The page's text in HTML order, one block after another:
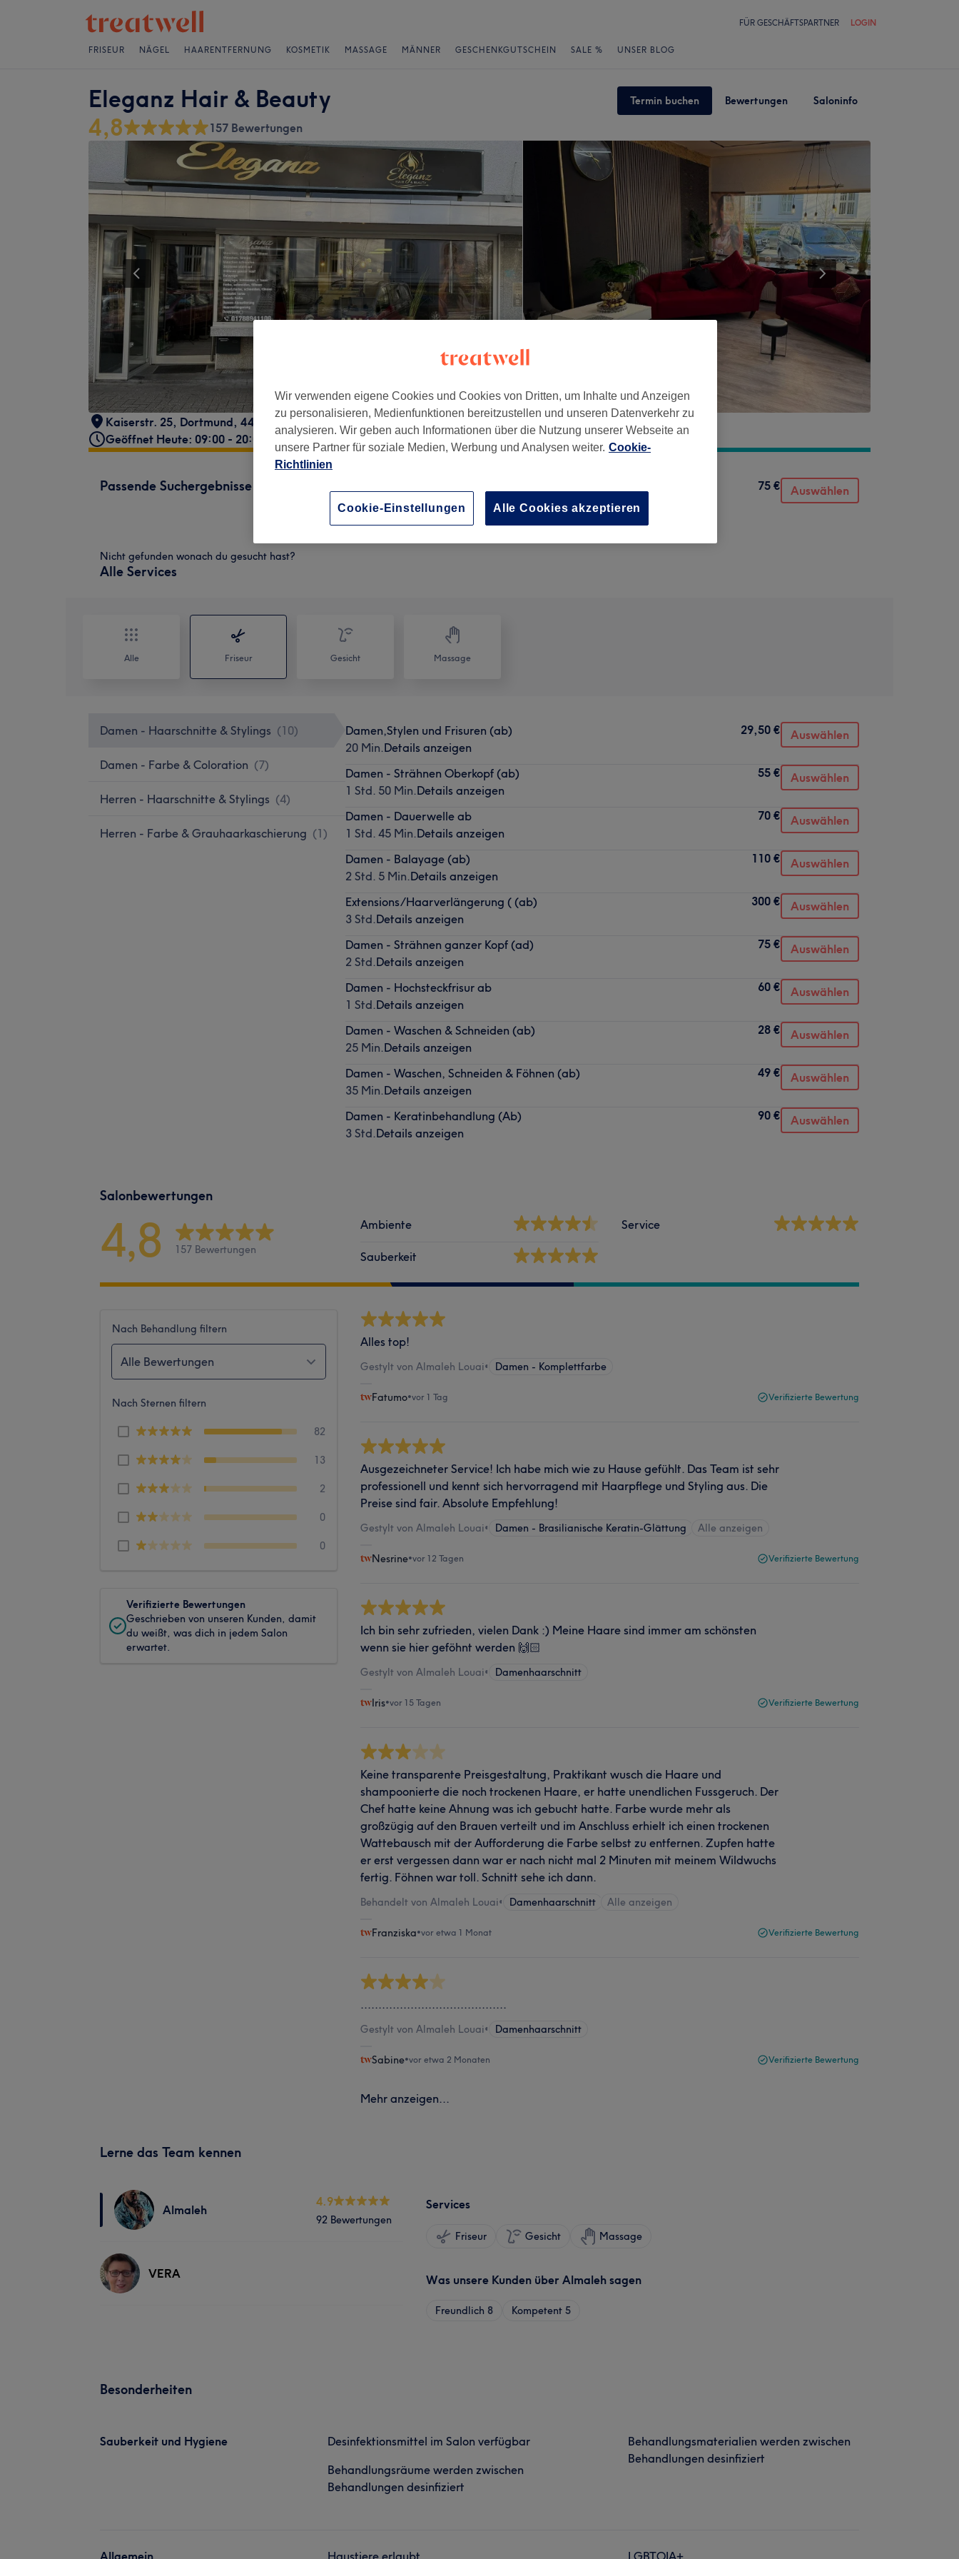
FÜR GESCHÄFTSPARTNER LOGIN
FRISEUR NÄGEL HAARENTFERNUNG KOSMETIK MASSAGE MÄNNER GESCHENKGUTSCHEIN SALE % UNSER BLOG
Eleganz Hair & Beauty Termin buchen Bewertungen Saloninfo
4,8 157 Bewertungen
Kaiserstr. 25, Dortmund, 44135
Geöffnet Heute: 09:00 - 20:00
Passende Suchergebnisse
2 Std.Details anzeigen
75 € Auswählen
Nicht gefunden wonach du gesucht hast?
Alle Services
Alle Friseur Gesicht Massage
Damen - Haarschnitte & Stylings (10)
Damen - Farbe & Coloration (7)
Herren - Haarschnitte & Stylings (4)
Herren - Farbe & Grauhaarkaschierung (1)
Damen,Stylen und Frisuren (ab)
20 Min.Details anzeigen
29,50 € Auswählen
Damen - Strähnen Oberkopf (ab)
1 Std. 50 Min.Details anzeigen
55 € Auswählen
Damen - Dauerwelle ab
1 Std. 45 Min.Details anzeigen
70 € Auswählen
Damen - Balayage (ab)
2 Std. 5 Min.Details anzeigen
110 € Auswählen
Extensions/Haarverlängerung ( (ab)
3 Std.Details anzeigen
300 € Auswählen
Damen - Strähnen ganzer Kopf (ad)
2 Std.Details anzeigen
75 € Auswählen
Damen - Hochsteckfrisur ab
1 Std.Details anzeigen
60 € Auswählen
Damen - Waschen & Schneiden (ab)
25 Min.Details anzeigen
28 € Auswählen
Damen - Waschen, Schneiden & Föhnen (ab)
35 Min.Details anzeigen
49 € Auswählen
Damen - Keratinbehandlung (Ab)
3 Std.Details anzeigen
90 € Auswählen
Salonbewertungen
4,8 157 Bewertungen
Ambiente
Sauberkeit
Service
Nach Behandlung filtern
Alle Bewertungen
Nach Sternen filtern
82
13
2
0
0
Verifizierte Bewertungen
Geschrieben von unseren Kunden, damit
du weißt, was dich in jedem Salon
erwartet.
Alles top!
Gestylt von Almaleh Louai• Damen - Komplettfarbe
Fatumo•vor 1 Tag Verifizierte Bewertung
Ausgezeichneter Service! Ich habe mich wie zu Hause gefühlt. Das Team ist sehr
professionell und kennt sich hervorragend mit Haarpflege und Styling aus. Die
Preise sind fair. Absolute Empfehlung!
Gestylt von Almaleh Louai• Damen - Brasilianische Keratin-Glättung Alle anzeigen
Nesrine•vor 12 Tagen Verifizierte Bewertung
Ich bin sehr zufrieden, vielen Dank :) Meine Haare sind immer am schönsten
wenn sie hier geföhnt werden 🙌🏻
Gestylt von Almaleh Louai• Damenhaarschnitt
Iris•vor 15 Tagen Verifizierte Bewertung
Keine transparente Preisgestaltung, Praktikant wusch die Haare und
shampoonierte die noch trockenen Haare, er hatte unendlichen Fussgeruch. Der
Chef hatte keine Ahnung was ich gebucht hatte. Farbe wurde mehr als
großzügig auf den Brauen verteilt und im Anschluss erhielt ich einen trockenen
Wattebausch mit der Aufforderung die Farbe selbst zu entfernen. Zupfen hatte
er erst vergessen dann war er nach nicht mal 2 Minuten mit meinem Wildwuchs
fertig. Föhnen war toll. Schnitt sehe ich dann.
Behandelt von Almaleh Louai• Damenhaarschnitt Alle anzeigen
Franziska•vor etwa 1 Monat Verifizierte Bewertung
.........................................
Gestylt von Almaleh Louai• Damenhaarschnitt
Sabine•vor etwa 2 Monaten Verifizierte Bewertung
Mehr anzeigen...
Lerne das Team kennen
Almaleh
4.9
92 Bewertungen
VERA
Services
Friseur Gesicht Massage
Was unsere Kunden über Almaleh sagen
Freundlich 8 Kompetent 5
Besonderheiten
Sauberkeit und Hygiene
Desinfektionsmittel im Salon verfügbar
Behandlungsräume werden zwischen
Behandlungen desinfiziert
Behandlungsmaterialien werden zwischen
Behandlungen desinfiziert
Allgemein Haustiere erlaubt LGBTQIA+
Wir verwenden eigene Cookies und Cookies von Dritten, um Inhalte und Anzeigen
zu personalisieren, Medienfunktionen bereitzustellen und unseren Datenverkehr zu
analysieren. Wir geben auch Informationen über die Nutzung unserer Webseite an
unsere Partner für soziale Medien, Werbung und Analysen weiter. Cookie-
Richtlinien
Cookie-Einstellungen Alle Cookies akzeptieren